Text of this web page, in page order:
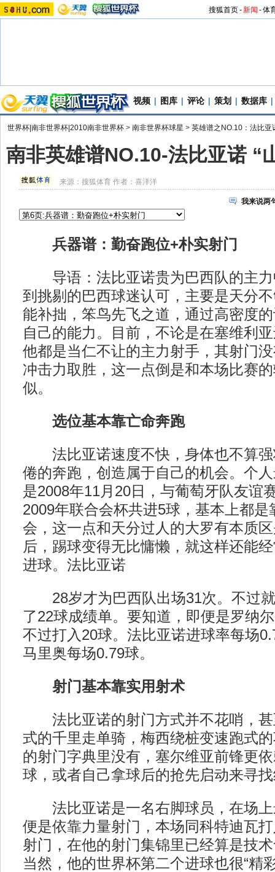
搜狐首页-新闻 -体
视频 | 图库 | 评论 | 策划 | 数据库 |
世界杯|南非世界杯|2010南非世界杯 > 南非世界杯球星 > 英雄谱之NO.10：法比亚
南非英雄谱NO.10-法比亚诺 “
来源：搜狐体育 作者：喜洋洋
我来说两
兵器谱：勤奋跑位+朴实射门
导语：法比亚诺贵为巴西队的主力
到挑剔的巴西球迷认可，主要是天分
能补拙，笨鸟先飞之道，通过高密度
自己的能力。目前，不论是在塞维利
他都是当仁不让的主力射手，其射门
冲击力取胜，这一点倒是和本场比赛
似。
选位基本靠亡命奔跑
法比亚诺速度不快，身体也不算强
倦的奔跑，创造属于自己的机会。个
是2008年11月20日，与葡萄牙队友谊
2009年联合会杯共进5球，基本上都是
会，这一点和天分过人的大罗有本质
后，踢球变得无比慵懒，就这样还能
进球。法比亚诺
28岁才为巴西队出场31次。不过就
了22球成绩单。要知道，即便是罗纳
不过打入20球。法比亚诺进球率每场
马里奥每场0.79球。
射门基本靠实用射术
法比亚诺的射门方式并不花哨，甚
式的千里走单骑，梅西绕桩变速跑式
的射门字典里没有，塞尔维亚前锋更
球，或者自己拿球后的抢先启动来寻
法比亚诺是一名右脚球员，在场上
便是依靠力量射门，本场同科特迪瓦
射门，在他的射门集锦里已经算是技
当然，他的世界杯第二个进球也很“精